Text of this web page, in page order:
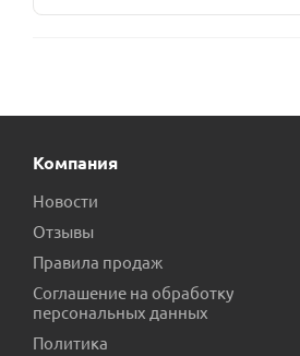
Компания
Новости
Отзывы
Правила продаж
Соглашение на обработку
персональных данных
Политика